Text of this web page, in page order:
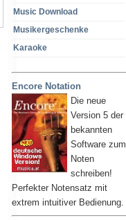
Music Download
Musikergeschenke
Karaoke
Encore Notation
Die neue
Version 5 der
bekannten
Software zum
Noten
schreiben!
Perfekter Notensatz mit
extrem intuitiver Bedienung.